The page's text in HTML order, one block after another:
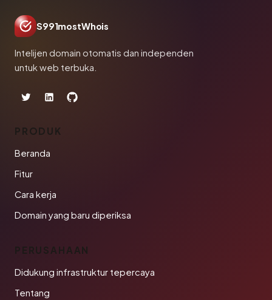
S991mostWhois
Intelijen domain otomatis dan independen
untuk web terbuka.
PRODUK
Beranda
Fitur
Cara kerja
Domain yang baru diperiksa
PERUSAHAAN
Didukung infrastruktur tepercaya
Tentang